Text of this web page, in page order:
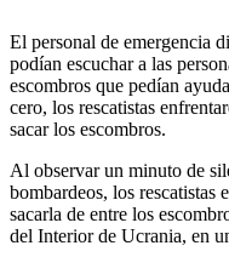
El personal de emergencia
podían escuchar a las
escombros que pedían
cero, los rescatistas
sacar los escombros.
Al observar un minuto de
bombardeos, los rescatistas
sacarla de entre los
del Interior de Ucrania, en